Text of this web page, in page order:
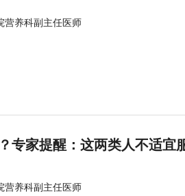
营养科副主任医师
专家提醒：这两类人不适宜
营养科副主任医师